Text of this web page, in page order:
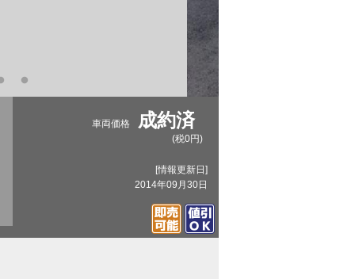
車両価格 成約済
(税0円)
[情報更新日]
2014年09月30日